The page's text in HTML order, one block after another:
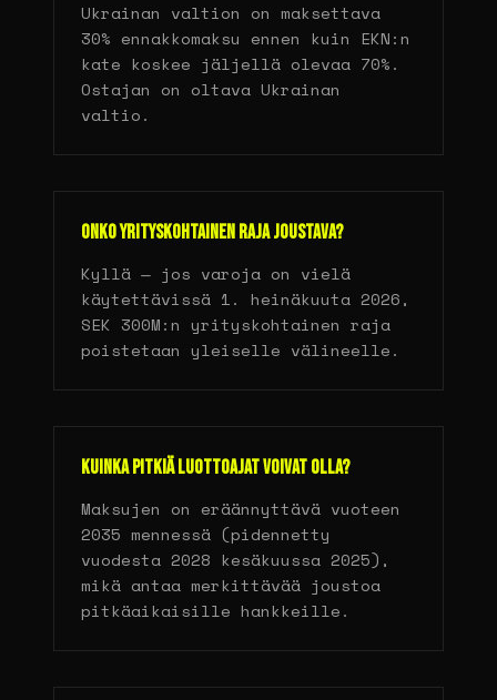
Ukrainan valtion on maksettava
30% ennakkomaksu ennen kuin EKN:n
kate koskee jäljellä olevaa 70%.
Ostajan on oltava Ukrainan
valtio.
Onko yrityskohtainen raja joustava?
Kyllä — jos varoja on vielä
käytettävissä 1. heinäkuuta 2026,
SEK 300M:n yrityskohtainen raja
poistetaan yleiselle välineelle.
Kuinka pitkiä luottoajat voivat olla?
Maksujen on eräännyttävä vuoteen
2035 mennessä (pidennetty
vuodesta 2028 kesäkuussa 2025),
mikä antaa merkittävää joustoa
pitkäaikaisille hankkeille.